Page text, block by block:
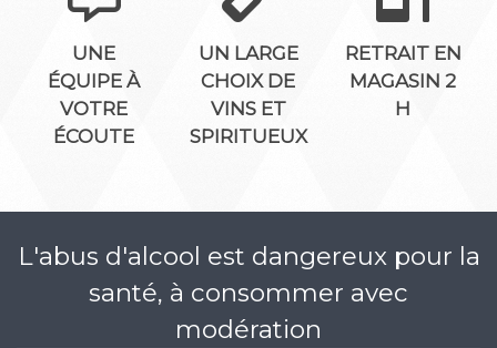
UNE
ÉQUIPE À
VOTRE
ÉCOUTE
UN LARGE
CHOIX DE
VINS ET
SPIRITUEUX
RETRAIT EN
MAGASIN 2
H
L'abus d'alcool est dangereux pour la
santé, à consommer avec
modération